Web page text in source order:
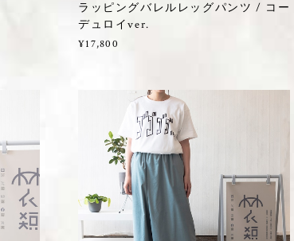
ラッピングバレルレッグパンツ / コー
デュロイver.
¥17,800